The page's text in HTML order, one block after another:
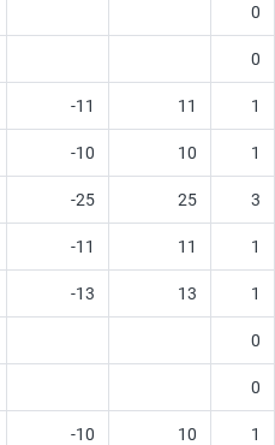
0
0
-11 11 1
-10 10 1
-25 25 3
-11 11 1
-13 13 1
0
0
-10 10 1